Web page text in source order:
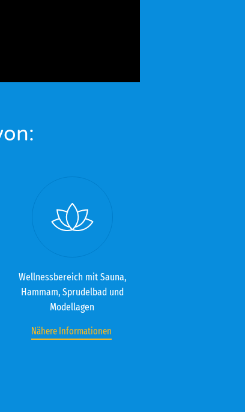
Wellnessbereich mit Sauna,
Hammam, Sprudelbad und
Modellagen
Nähere Informationen